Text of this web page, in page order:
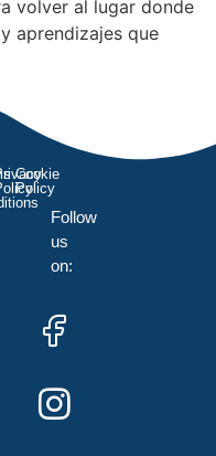
volver al lugar donde
aprendizajes que
Cookie
Policy
Follow
us
on: